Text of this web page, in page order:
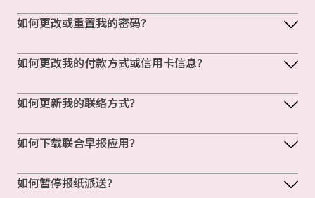
如何更改或重置我的密码？
如何更改我的付款方式或信用卡信息？
如何更新我的联络方式？
如何下载联合早报应用？
如何暂停报纸派送？